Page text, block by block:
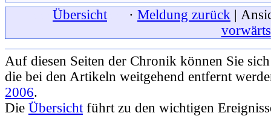
Übersicht · Meldung zurück |
vorwärts
Auf diesen Seiten der Chronik können Sie
die bei den Artikeln weitgehend entfernt
2006.
Die Übersicht führt zu den wichtigen